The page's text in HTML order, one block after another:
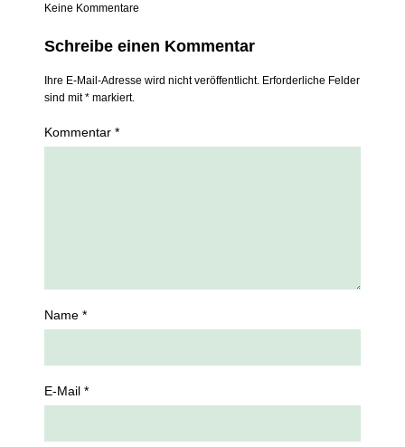
Keine Kommentare
Schreibe einen Kommentar
Ihre E-Mail-Adresse wird nicht veröffentlicht. Erforderliche Felder
sind mit * markiert.
Kommentar *
Name *
E-Mail *